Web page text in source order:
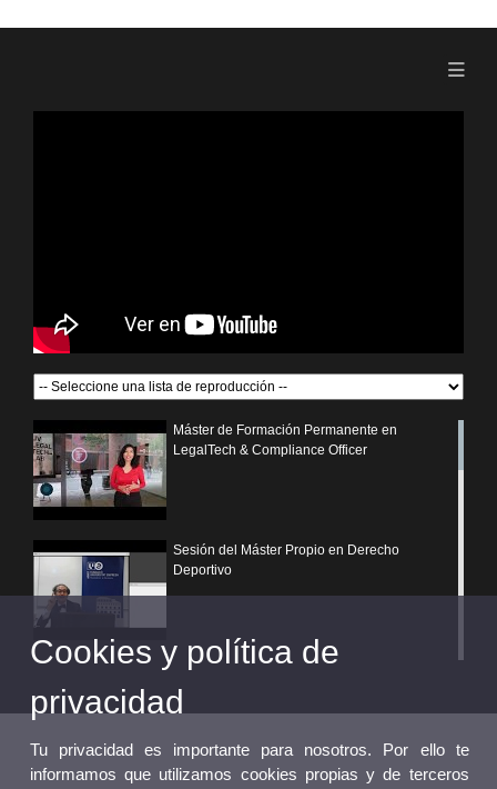
Máster de Formación Permanente en
LegalTech & Compliance Officer
Sesión del Máster Propio en Derecho
Deportivo
¿Por qué elegir un postgrado propio de la
Universitat de València?
Cookies y política de
privacidad
Tu privacidad es importante para nosotros. Por ello te
informamos que utilizamos cookies propias y de terceros